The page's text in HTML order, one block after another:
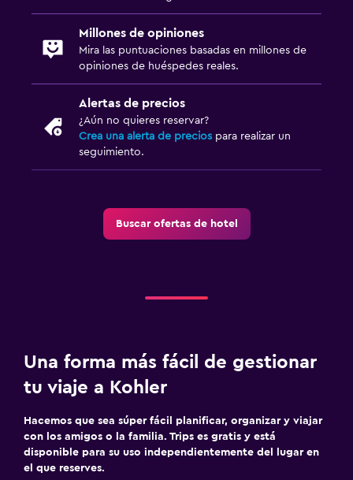
Terraza
Playa privada
Posibilidad de habitaciones conectadas
Piso de mosaico/mármol
Espacio de almacenamiento
Gimnasio
Estacionamiento y transporte
Servicio de traslado (gratis)
Estacionamiento gratuito
Millones de opiniones
Mira las puntuaciones basadas en millones de
opiniones de huéspedes reales.
Alertas de precios
¿Aún no quieres reservar?
Crea una alerta de precios para realizar un
seguimiento.
Buscar ofertas de hotel
Una forma más fácil de gestionar
tu viaje a Kohler
Hacemos que sea súper fácil planificar, organizar y viajar
con los amigos o la familia. Trips es gratis y está
disponible para su uso independientemente del lugar en
el que reserves.